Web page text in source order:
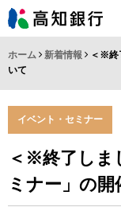
ホーム 新着情報
＜※終
いて
イベント・セミナー
＜※終了しま
ミナー」の